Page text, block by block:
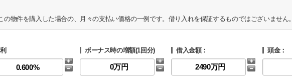
の物件を購入した場合の、月々の支払い価格の一例です。借り入れを保証するものではございません。
ボーナス時の増額(1回分) 借入金額： 頭金：